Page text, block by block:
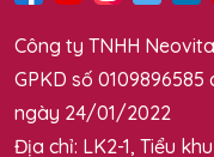
Công ty TNHH
GPKD số
ngày 24/01/2022
Địa chỉ: LK2-1, Tiểu